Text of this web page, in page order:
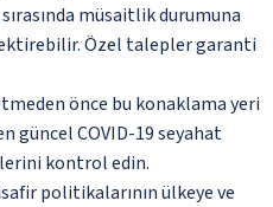
müsaitlik durumuna
Özel talepler garanti
önce bu konaklama yeri
güncel COVID-19 seyahat
kontrol edin.
politikalarının ülkeye ve